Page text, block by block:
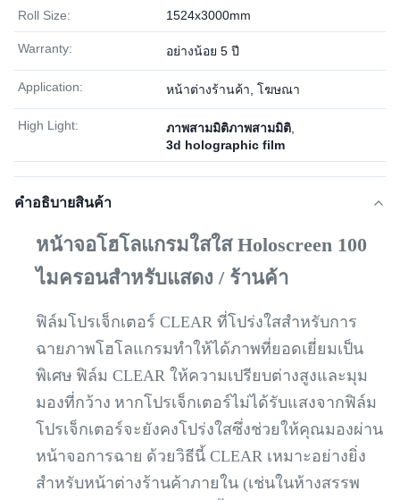
Roll Size: 1524x3000mm
Warranty: อย่างน้อย 5 ปี
Application: หน้าต่างร้านค้า, โฆษณา
High Light: ภาพสามมิติภาพสามมิติ
3d holographic film
คําอธิบายสินค้า
หน้าจอโฮโลแกรมใสใส Holoscreen 100
ไมครอนสำหรับแสดง / ร้านค้า
ฟิล์มโปรเจ็กเตอร์ CLEAR ที่โปร่งใสสำหรับการ
ฉายภาพโฮโลแกรมทำให้ได้ภาพที่ยอดเยี่ยมเป็น
พิเศษ ฟิล์ม CLEAR ให้ความเปรียบต่างสูงและมุม
มองที่กว้าง หากโปรเจ็กเตอร์ไม่ได้รับแสงจากฟิล์ม
โปรเจ็กเตอร์จะยังคงโปร่งใสซึ่งช่วยให้คุณมองผ่าน
หน้าจอการฉาย ด้วยวิธีนี้ CLEAR เหมาะอย่างยิ่ง
สำหรับหน้าต่างร้านค้าภายใน (เช่นในห้างสรรพ